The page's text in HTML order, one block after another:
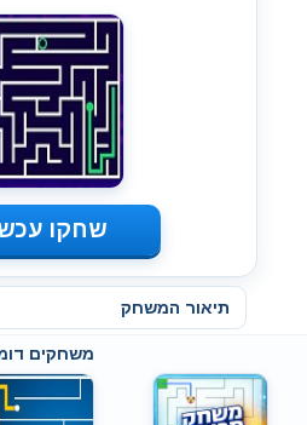
שחקו
תיאור המשחק
משחקים